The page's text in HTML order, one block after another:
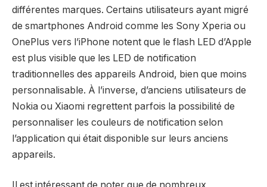
différentes marques. Certains utilisateurs ayant migré
de smartphones Android comme les Sony Xperia ou
OnePlus vers l’iPhone notent que le flash LED d’Apple
est plus visible que les LED de notification
traditionnelles des appareils Android, bien que moins
personnalisable. À l’inverse, d’anciens utilisateurs de
Nokia ou Xiaomi regrettent parfois la possibilité de
personnaliser les couleurs de notification selon
l’application qui était disponible sur leurs anciens
appareils.